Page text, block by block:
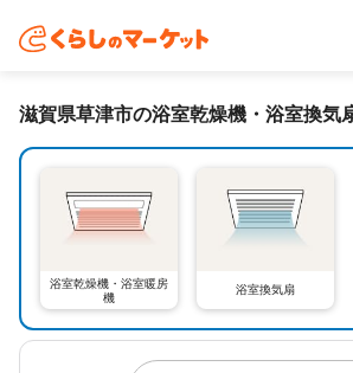
滋賀県草津市の浴室乾燥機・浴室換気
浴室乾燥機・浴室暖房
機
浴室換気扇